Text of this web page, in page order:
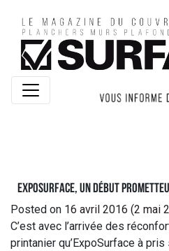
ExpoSurface, un début
Posted on 16 avril 2016 (2 mai
C’est avec l’arrivée des
printanier qu’ExpoSurface à